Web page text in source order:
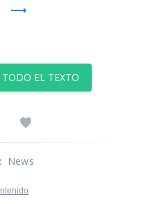
EL TEXTO
News